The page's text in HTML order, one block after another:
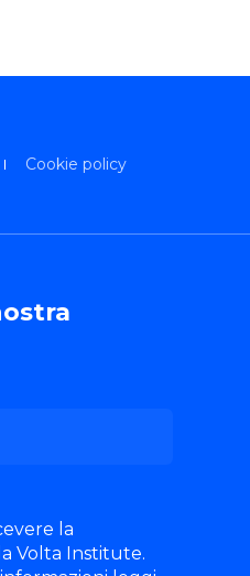
Cookie policy
la
Volta Institute.